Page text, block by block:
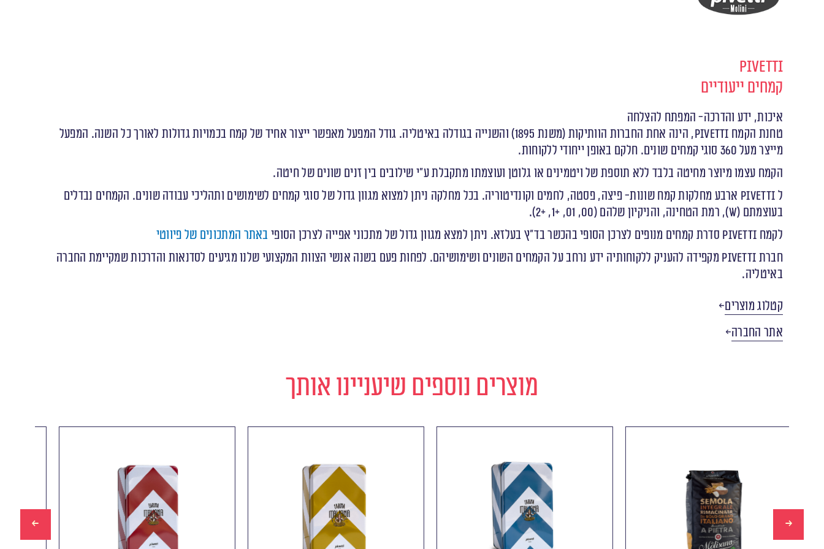
Pivetti
קמחים ייעודיים
איכות, ידע והדרכה- המפתח להצלחה
טחנת הקמח
, הינה אחת החברות הוותיקות (משנת 1895) והשנייה בגודלה באיטליה. גודל המפעל מאפשר ייצור אחיד של קמח בכמויות גדולות לאורך כל השנה. המפעל
מייצר מעל 360 סוגי קמחים שונים. חלקם באופן ייחודי ללקוחות.
הקמח עצמו מיוצר מחיטה בלבד ללא תוספת של ויטמינים או גלוטן ועוצמתו מתקבלת ע”י שילובים בין זנים שונים של חיטה.
ל Pivetti ארבע מחלקות קמח שונות- פיצה, פסטה, לחמים וקונדיטוריה. בכל מחלקה ניתן למצוא מגוון גדול של סוגי קמחים לשימושים ותהליכי עבודה שונים. הקמחים נבדלים
בעוצמתם (W), רמת הטחינה, והניקיון שלהם (00, 01, +1, +2).
לקמח Pivetti סדרת קמחים מנופים לצרכן הסופי בהכשר בד״ץ בעלזא. ניתן למצא מגוון גדול של מתכוני אפייה לצרכן הסופי
באתר המתכונים של פיווטי
חברת Pivetti מקפידה להעניק ללקוחותיה ידע נרחב על הקמחים השונים ושימושיהם. לפחות פעם בשנה אנשי הצוות המקצועי שלנו מגיעים לסדנאות והדרכות שמקיימת החברה
באיטליה.
קטלוג מוצרים
אתר החברה
מוצרים נוספים שיעניינו אותך